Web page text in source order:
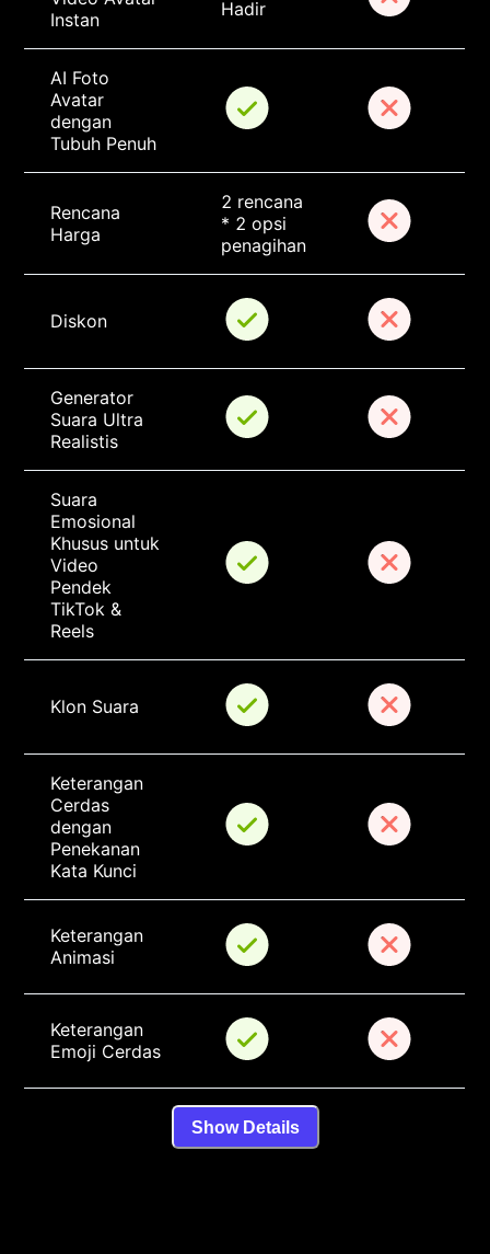
Instan
Hadir
AI Foto
Avatar
dengan
Tubuh Penuh
Rencana
Harga
2 rencana
* 2 opsi
penagihan
Diskon
Generator
Suara Ultra
Realistis
Suara
Emosional
Khusus untuk
Video
Pendek
TikTok &
Reels
Klon Suara
Keterangan
Cerdas
dengan
Penekanan
Kata Kunci
Keterangan
Animasi
Keterangan
Emoji Cerdas
Show Details